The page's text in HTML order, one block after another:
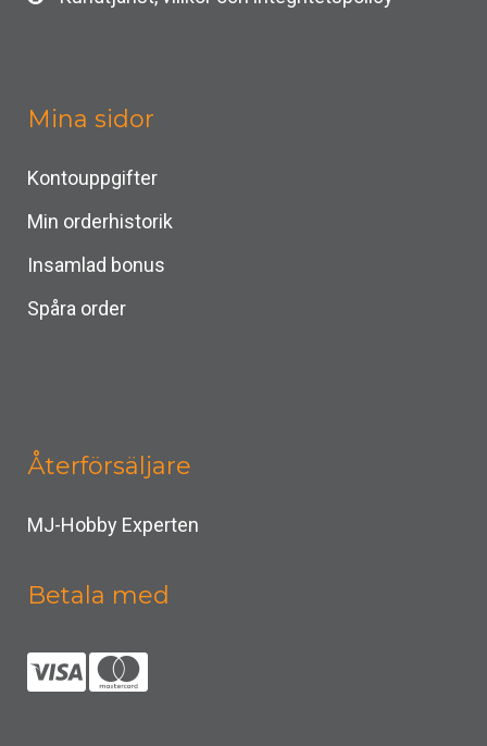
Mina sidor
Kontouppgifter
Min orderhistorik
Insamlad bonus
Spåra order
Återförsäljare
MJ-Hobby Experten
Betala med